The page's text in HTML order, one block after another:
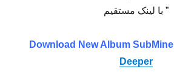
” با لینک مستقیم
Download New Album SubMine
Deeper